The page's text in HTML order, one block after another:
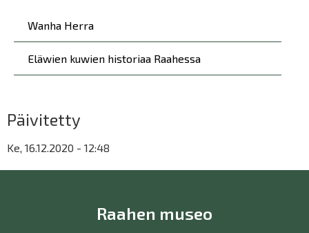
Wanha Herra
Eläwien kuwien historiaa Raahessa
Päivitetty
Ke, 16.12.2020 - 12:48
Raahen museo